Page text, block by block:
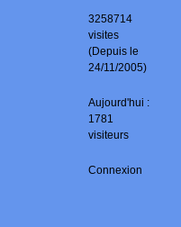
3258714
visites
(Depuis le
24/11/2005)
Aujourd'hui :
1781
visiteurs
Connexion